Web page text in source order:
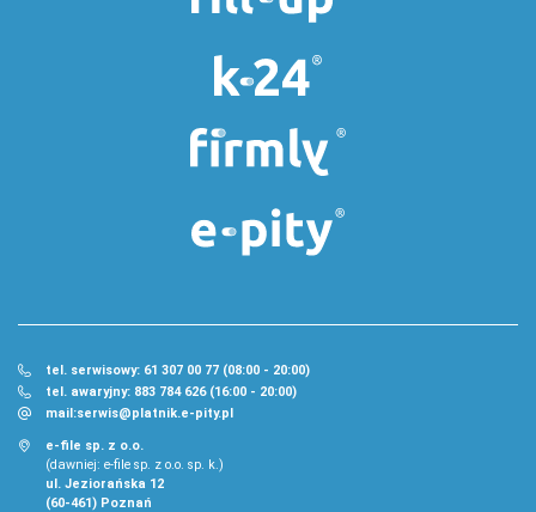
tel. serwisowy: 61 307 00 77 (08:00 - 20:00)
tel. awaryjny: 883 784 626 (16:00 - 20:00)
mail:serwis@platnik.e-pity.pl
e-file sp. z o.o.
(dawniej: e-file sp. z o.o. sp. k.)
ul. Jeziorańska 12
(60-461) Poznań